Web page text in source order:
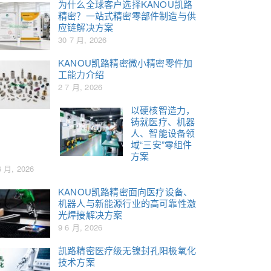
为什么全球客户选择KANOU凯路
精密？一站式精密零部件制造与供
应链解决方案
30 7 月, 2026
KANOU凯路精密微小精密零件加
工能力介绍
2 7 月, 2026
以硬核智造力，
铸就医疗、机器
人、智能设备领
域“三安”零组件
方案
月, 2026
KANOU凯路精密面向医疗设备、
机器人与新能源行业的高可靠性激
光焊接解决方案
9 6 月, 2026
凯路精密医疗级无镍封孔阳极氧化
技术方案